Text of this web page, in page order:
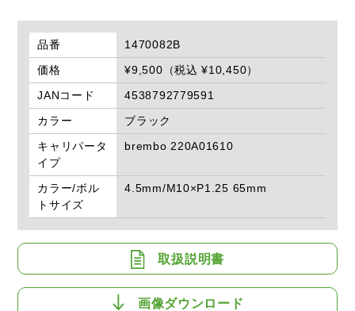
品番
1470082B
価格
¥9,500（税込 ¥10,450）
JANコード
4538792779591
カラー
ブラック
キャリパータ
イプ
brembo 220A01610
カラー/ボル
トサイズ
4.5mm/M10×P1.25 65mm
取扱説明書
画像ダウンロード